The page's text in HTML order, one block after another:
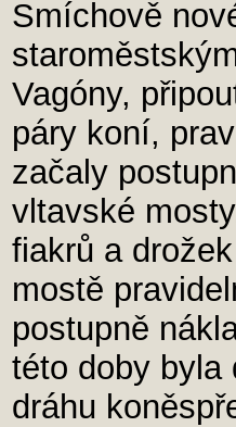
Smíchově
Vagóny,
páry koní,
začaly
vltavské
fiakrů a
mostě
postupně
této doby byla
dráhu